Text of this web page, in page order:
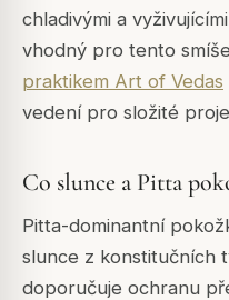
chladivými a
vhodný pro tento
praktikem Art of Vedas
vedení pro složité
Co slunce a Pitta
Pitta-dominantní
slunce z konstitučních
doporučuje ochranu